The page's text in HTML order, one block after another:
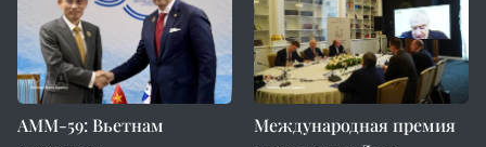
AMM-59: Вьетнам
Международная премия